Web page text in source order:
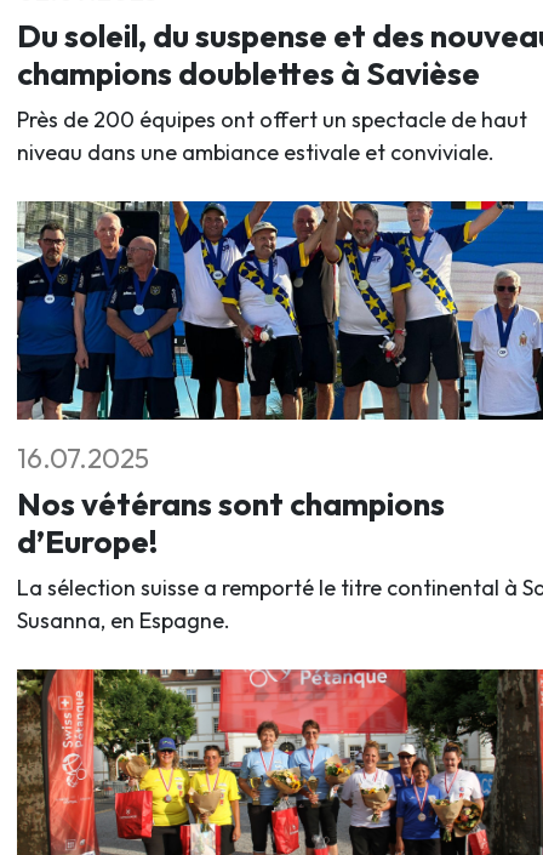
Du soleil, du suspense et des
champions doublettes à Savièse
Près de 200 équipes ont offert un spectacle de haut
niveau dans une ambiance estivale et conviviale.
16.07.2025
Nos vétérans sont champions
d’Europe!
La sélection suisse a remporté le titre continental à
Susanna, en Espagne.